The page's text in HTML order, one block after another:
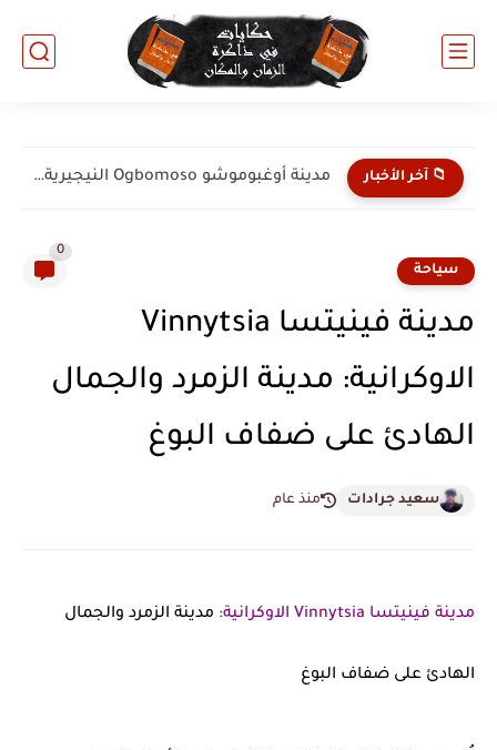
📁 آخر الأخبار مدينة بورت هاركورت Port Harcourt النيجيرية: عاصمة الطاقة والبوابة البحرية...
سياحة
0
مدينة فينيتسا Vinnytsia
الاوكرانية: مدينة الزمرد والجمال
الهادئ على ضفاف البوغ
سعيد جرادات منذ عام
مدينة فينيتسا Vinnytsia الاوكرانية : مدينة الزمرد والجمال
الهادئ على ضفاف البوغ